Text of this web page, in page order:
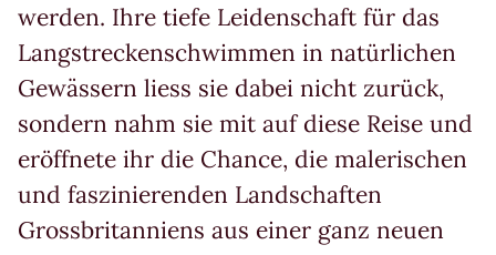
werden. Ihre tiefe Leidenschaft für das
Langstreckenschwimmen in natürlichen
Gewässern liess sie dabei nicht zurück,
sondern nahm sie mit auf diese Reise und
eröffnete ihr die Chance, die malerischen
und faszinierenden Landschaften
Grossbritanniens aus einer ganz neuen